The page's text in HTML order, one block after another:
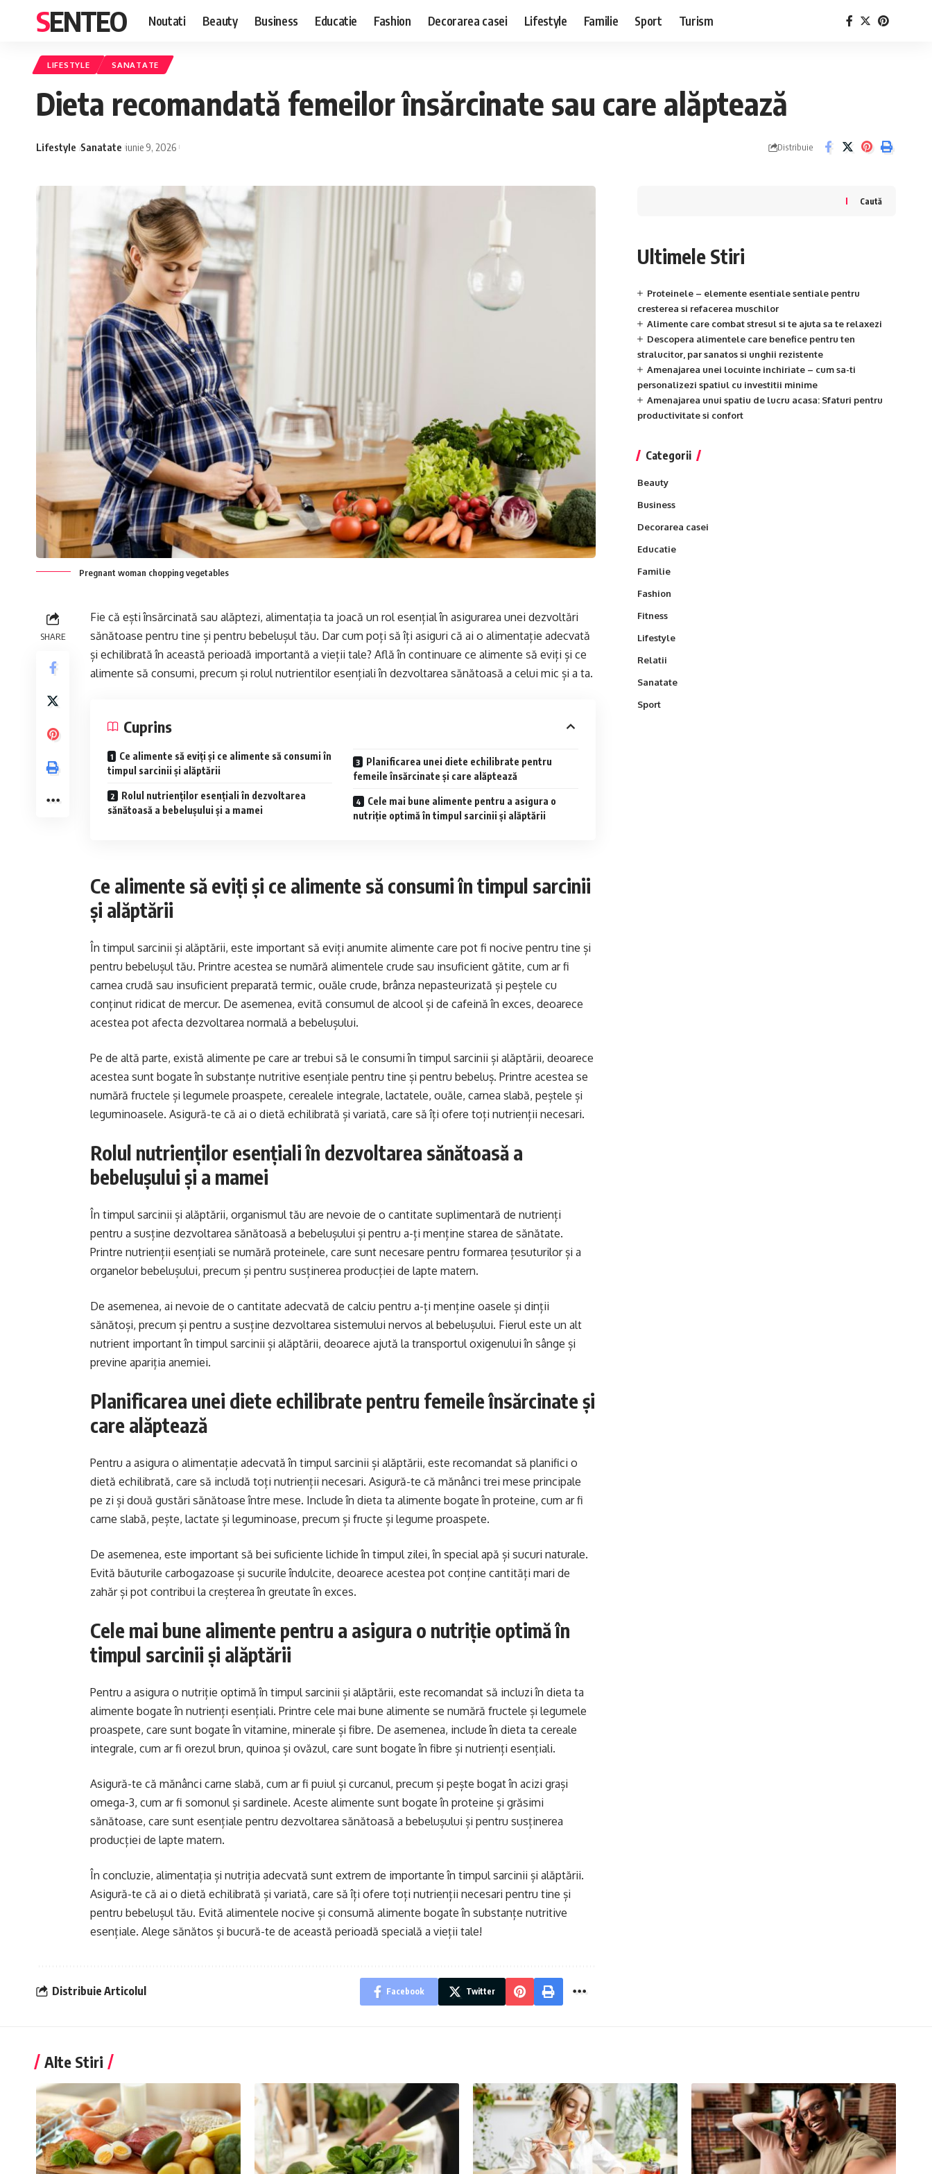
SENTEO Noutati Beauty Business Educatie Fashion Decorarea casei Lifestyle Familie Sport Turism
LIFESTYLE SANATATE
Dieta recomandată femeilor însărcinate sau care alăptează
Lifestyle Sanatate iunie 9, 2026 Distribuie
Pregnant woman chopping vegetables
SHARE
Fie că ești însărcinată sau alăptezi, alimentația ta joacă un rol esențial în asigurarea unei dezvoltări
sănătoase pentru tine și pentru bebelușul tău. Dar cum poți să îți asiguri că ai o alimentație adecvată
și echilibrată în această perioadă importantă a vieții tale? Află în continuare ce alimente să eviți și ce
alimente să consumi, precum și rolul nutrientilor esențiali în dezvoltarea sănătoasă a celui mic și a ta.
Cuprins
Ce alimente să eviți și ce alimente să consumi în
timpul sarcinii și alăptării
Rolul nutrienților esențiali în dezvoltarea
sănătoasă a bebelușului și a mamei
Planificarea unei diete echilibrate pentru
femeile însărcinate și care alăptează
Cele mai bune alimente pentru a asigura o
nutriție optimă în timpul sarcinii și alăptării
Ce alimente să eviți și ce alimente să consumi în timpul sarcinii
și alăptării
În timpul sarcinii și alăptării, este important să eviți anumite alimente care pot fi nocive pentru tine și
pentru bebelușul tău. Printre acestea se numără alimentele crude sau insuficient gătite, cum ar fi
carnea crudă sau insuficient preparată termic, ouăle crude, brânza nepasteurizată și peștele cu
conținut ridicat de mercur. De asemenea, evită consumul de alcool și de cafeină în exces, deoarece
acestea pot afecta dezvoltarea normală a bebelușului.
Pe de altă parte, există alimente pe care ar trebui să le consumi în timpul sarcinii și alăptării, deoarece
acestea sunt bogate în substanțe nutritive esențiale pentru tine și pentru bebeluș. Printre acestea se
numără fructele și legumele proaspete, cerealele integrale, lactatele, ouăle, carnea slabă, peștele și
leguminoasele. Asigură-te că ai o dietă echilibrată și variată, care să îți ofere toți nutrienții necesari.
Rolul nutrienților esențiali în dezvoltarea sănătoasă a
bebelușului și a mamei
În timpul sarcinii și alăptării, organismul tău are nevoie de o cantitate suplimentară de nutrienți
pentru a susține dezvoltarea sănătoasă a bebelușului și pentru a-ți menține starea de sănătate.
Printre nutrienții esențiali se numără proteinele, care sunt necesare pentru formarea țesuturilor și a
organelor bebelușului, precum și pentru susținerea producției de lapte matern.
De asemenea, ai nevoie de o cantitate adecvată de calciu pentru a-ți menține oasele și dinții
sănătoși, precum și pentru a susține dezvoltarea sistemului nervos al bebelușului. Fierul este un alt
nutrient important în timpul sarcinii și alăptării, deoarece ajută la transportul oxigenului în sânge și
previne apariția anemiei.
Planificarea unei diete echilibrate pentru femeile însărcinate și
care alăptează
Pentru a asigura o alimentație adecvată în timpul sarcinii și alăptării, este recomandat să planifici o
dietă echilibrată, care să includă toți nutrienții necesari. Asigură-te că mănânci trei mese principale
pe zi și două gustări sănătoase între mese. Include în dieta ta alimente bogate în proteine, cum ar fi
carne slabă, pește, lactate și leguminoase, precum și fructe și legume proaspete.
De asemenea, este important să bei suficiente lichide în timpul zilei, în special apă și sucuri naturale.
Evită băuturile carbogazoase și sucurile îndulcite, deoarece acestea pot conține cantități mari de
zahăr și pot contribui la creșterea în greutate în exces.
Cele mai bune alimente pentru a asigura o nutriție optimă în
timpul sarcinii și alăptării
Pentru a asigura o nutriție optimă în timpul sarcinii și alăptării, este recomandat să incluzi în dieta ta
alimente bogate în nutrienți esențiali. Printre cele mai bune alimente se numără fructele și legumele
proaspete, care sunt bogate în vitamine, minerale și fibre. De asemenea, include în dieta ta cereale
integrale, cum ar fi orezul brun, quinoa și ovăzul, care sunt bogate în fibre și nutrienți esențiali.
Asigură-te că mănânci carne slabă, cum ar fi puiul și curcanul, precum și pește bogat în acizi grași
omega-3, cum ar fi somonul și sardinele. Aceste alimente sunt bogate în proteine și grăsimi
sănătoase, care sunt esențiale pentru dezvoltarea sănătoasă a bebelușului și pentru susținerea
producției de lapte matern.
În concluzie, alimentația și nutriția adecvată sunt extrem de importante în timpul sarcinii și alăptării.
Asigură-te că ai o dietă echilibrată și variată, care să îți ofere toți nutrienții necesari pentru tine și
pentru bebelușul tău. Evită alimentele nocive și consumă alimente bogate în substanțe nutritive
esențiale. Alege sănătos și bucură-te de această perioadă specială a vieții tale!
Distribuie Articolul Facebook Twitter
Caută
Ultimele Stiri
Proteinele – elemente esentiale sentiale pentru
cresterea si refacerea muschilor
Alimente care combat stresul si te ajuta sa te relaxezi
Descopera alimentele care benefice pentru ten
stralucitor, par sanatos si unghii rezistente
Amenajarea unei locuinte inchiriate – cum sa-ti
personalizezi spatiul cu investitii minime
Amenajarea unui spatiu de lucru acasa: Sfaturi pentru
productivitate si confort
Categorii
Beauty
Business
Decorarea casei
Educatie
Familie
Fashion
Fitness
Lifestyle
Relatii
Sanatate
Sport
Alte Stiri